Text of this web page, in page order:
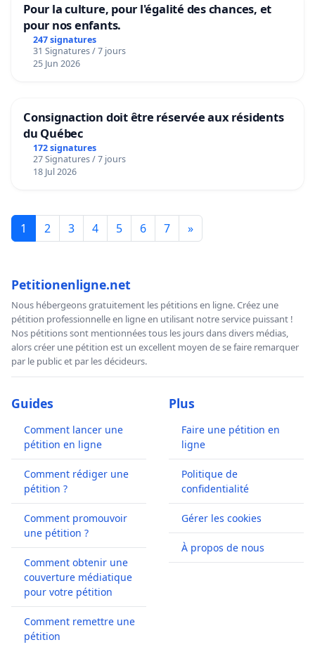
Pour la culture, pour l'égalité des chances, et
pour nos enfants.
247 signatures
31 Signatures / 7 jours
25 Jun 2026
Consignaction doit être réservée aux résidents
du Québec
172 signatures
27 Signatures / 7 jours
18 Jul 2026
1 2 3 4 5 6 7 »
Petitionenligne.net
Nous hébergeons gratuitement les pétitions en ligne. Créez une
pétition professionnelle en ligne en utilisant notre service puissant !
Nos pétitions sont mentionnées tous les jours dans divers médias,
alors créer une pétition est un excellent moyen de se faire remarquer
par le public et par les décideurs.
Guides
Comment lancer une
pétition en ligne
Comment rédiger une
pétition ?
Comment promouvoir
une pétition ?
Comment obtenir une
couverture médiatique
pour votre pétition
Comment remettre une
pétition
Plus
Faire une pétition en
ligne
Politique de
confidentialité
Gérer les cookies
À propos de nous